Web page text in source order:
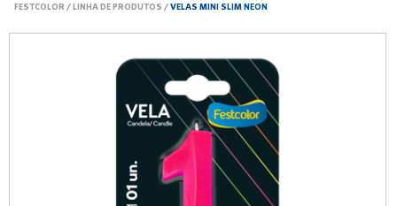
FESTCOLOR /LINHA DE PRODUTOS /VELAS MINI SLIM NEON